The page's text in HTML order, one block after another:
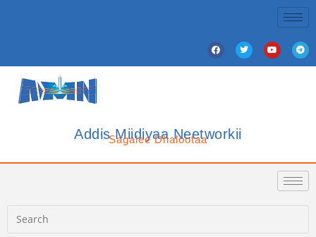
Addis Miidiyaa Neetworkii
Sagalee Dhalootaa